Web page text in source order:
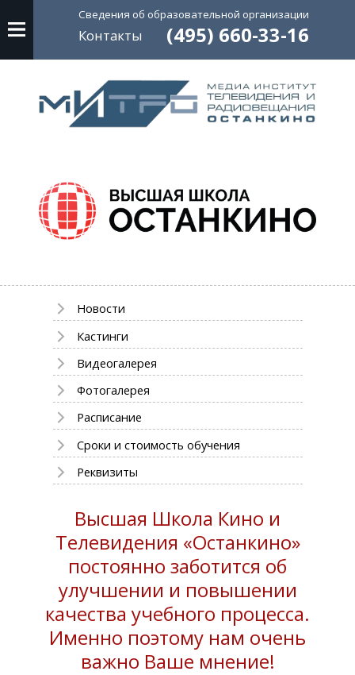
Сведения об образовательной организации
Контакты (495) 660-33-16
Новости
Кастинги
Видеогалерея
Фотогалерея
Расписание
Сроки и стоимость обучения
Реквизиты
Высшая Школа Кино и
Телевидения «Останкино»
постоянно заботится об
улучшении и повышении
качества учебного процесса.
Именно поэтому нам очень
важно Ваше мнение!